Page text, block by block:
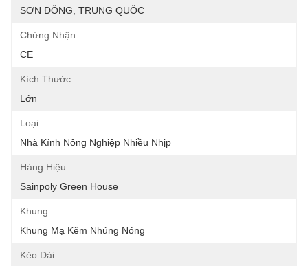
SƠN ĐÔNG, TRUNG QUỐC
Chứng Nhận:
CE
Kích Thước:
Lớn
Loại:
Nhà Kính Nông Nghiệp Nhiều Nhịp
Hàng Hiệu:
Sainpoly Green House
Khung:
Khung Mạ Kẽm Nhúng Nóng
Kéo Dài: